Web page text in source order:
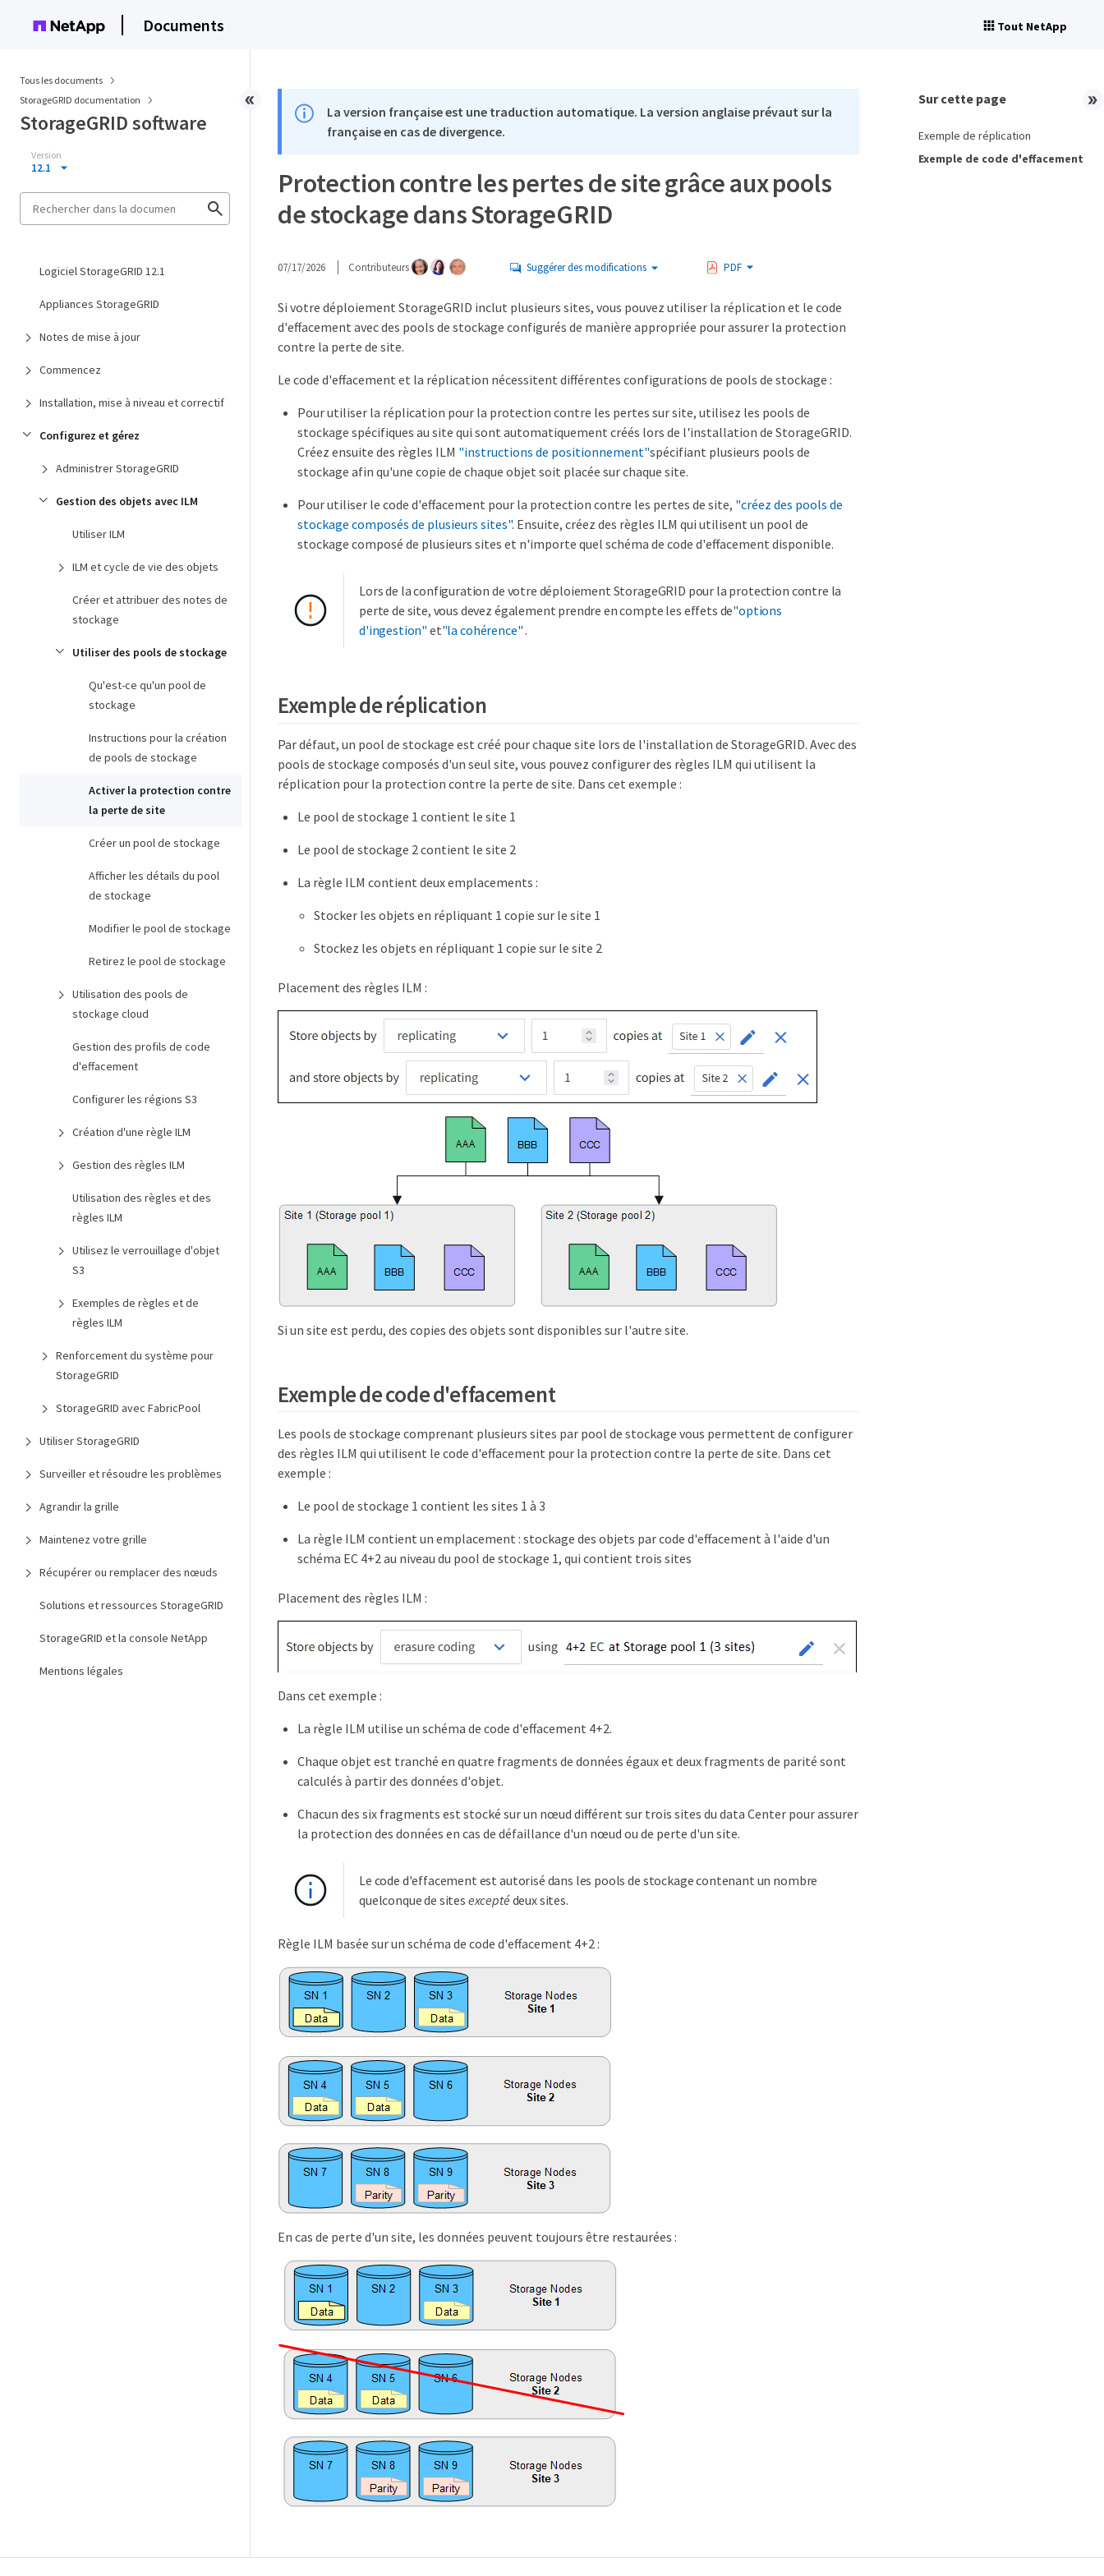
Documents Tout NetApp
Tous les documents
StorageGRID documentation
StorageGRID software
Version
12.1
Logiciel StorageGRID 12.1
Appliances StorageGRID
Notes de mise à jour
Commencez
Installation, mise à niveau et correctif
Configurez et gérez
Administrer StorageGRID
Gestion des objets avec ILM
Utiliser ILM
ILM et cycle de vie des objets
Créer et attribuer des notes de
stockage
Utiliser des pools de stockage
Qu'est-ce qu'un pool de
stockage
Instructions pour la création
de pools de stockage
Activer la protection contre
la perte de site
Créer un pool de stockage
Afficher les détails du pool
de stockage
Modifier le pool de stockage
Retirez le pool de stockage
Utilisation des pools de
stockage cloud
Gestion des profils de code
d'effacement
Configurer les régions S3
Création d'une règle ILM
Gestion des règles ILM
Utilisation des règles et des
règles ILM
Utilisez le verrouillage d'objet
S3
Exemples de règles et de
règles ILM
Renforcement du système pour
StorageGRID
StorageGRID avec FabricPool
Utiliser StorageGRID
Surveiller et résoudre les problèmes
Agrandir la grille
Maintenez votre grille
Récupérer ou remplacer des nœuds
Solutions et ressources StorageGRID
StorageGRID et la console NetApp
Mentions légales
La version française est une traduction automatique. La version anglaise prévaut sur la
française en cas de divergence.
Protection contre les pertes de site grâce aux pools
de stockage dans StorageGRID
07/17/2026 Contributeurs Suggérer des modifications PDF
Si votre déploiement StorageGRID inclut plusieurs sites, vous pouvez utiliser la réplication et le code
d'effacement avec des pools de stockage configurés de manière appropriée pour assurer la protection
contre la perte de site.
Le code d'effacement et la réplication nécessitent différentes configurations de pools de stockage :
Pour utiliser la réplication pour la protection contre les pertes sur site, utilisez les pools de
stockage spécifiques au site qui sont automatiquement créés lors de l'installation de StorageGRID.
Créez ensuite des règles ILM "instructions de positionnement"spécifiant plusieurs pools de
stockage afin qu'une copie de chaque objet soit placée sur chaque site.
Pour utiliser le code d'effacement pour la protection contre les pertes de site, "créez des pools de
stockage composés de plusieurs sites". Ensuite, créez des règles ILM qui utilisent un pool de
stockage composé de plusieurs sites et n'importe quel schéma de code d'effacement disponible.
Lors de la configuration de votre déploiement StorageGRID pour la protection contre la
perte de site, vous devez également prendre en compte les effets de"options
d'ingestion" et"la cohérence".
Exemple de réplication
Par défaut, un pool de stockage est créé pour chaque site lors de l'installation de StorageGRID. Avec des
pools de stockage composés d'un seul site, vous pouvez configurer des règles ILM qui utilisent la
réplication pour la protection contre la perte de site. Dans cet exemple :
Le pool de stockage 1 contient le site 1
Le pool de stockage 2 contient le site 2
La règle ILM contient deux emplacements :
Stocker les objets en répliquant 1 copie sur le site 1
Stockez les objets en répliquant 1 copie sur le site 2
Placement des règles ILM :
Si un site est perdu, des copies des objets sont disponibles sur l'autre site.
Exemple de code d'effacement
Les pools de stockage comprenant plusieurs sites par pool de stockage vous permettent de configurer
des règles ILM qui utilisent le code d'effacement pour la protection contre la perte de site. Dans cet
exemple :
Le pool de stockage 1 contient les sites 1 à 3
La règle ILM contient un emplacement : stockage des objets par code d'effacement à l'aide d'un
schéma EC 4+2 au niveau du pool de stockage 1, qui contient trois sites
Placement des règles ILM :
Dans cet exemple :
La règle ILM utilise un schéma de code d'effacement 4+2.
Chaque objet est tranché en quatre fragments de données égaux et deux fragments de parité sont
calculés à partir des données d'objet.
Chacun des six fragments est stocké sur un nœud différent sur trois sites du data Center pour assurer
la protection des données en cas de défaillance d'un nœud ou de perte d'un site.
Le code d'effacement est autorisé dans les pools de stockage contenant un nombre
quelconque de sites exceptédeux sites.
Règle ILM basée sur un schéma de code d'effacement 4+2 :
En cas de perte d'un site, les données peuvent toujours être restaurées :
Sur cette page
Exemple de réplication
Exemple de code d'effacement